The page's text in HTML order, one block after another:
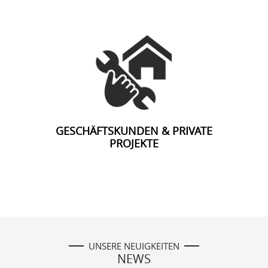
GESCHÄFTSKUNDEN & PRIVATE
PROJEKTE
UNSERE NEUIGKEITEN
NEWS